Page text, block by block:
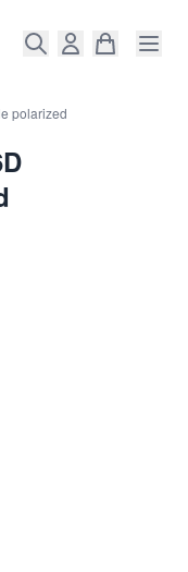
polarized